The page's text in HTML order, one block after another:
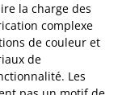
la charge des
complexe
de couleur et
de
Les